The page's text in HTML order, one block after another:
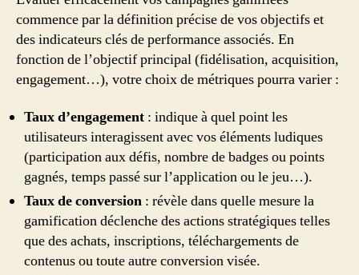
commence par la définition précise de vos objectifs et
des indicateurs clés de performance associés. En
fonction de l’objectif principal (fidélisation, acquisition,
engagement…), votre choix de métriques pourra varier :
Taux d’engagement : indique à quel point les
utilisateurs interagissent avec vos éléments ludiques
(participation aux défis, nombre de badges ou points
gagnés, temps passé sur l’application ou le jeu…).
Taux de conversion : révèle dans quelle mesure la
gamification déclenche des actions stratégiques telles
que des achats, inscriptions, téléchargements de
contenus ou toute autre conversion visée.